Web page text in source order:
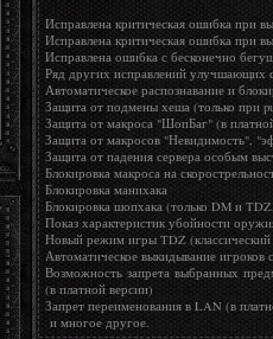
Исправлена критическая ошибка при
Исправлена критическая ошибка при
Исправлена ошибка с бесконечно
Ряд других исправлений улучшающих
Автоматическое распознавание и
Защита от подмены хеша (только при
Защита от макроса "ШопБаг" (в
Защита от макросов "Невидимость",
Защита от падения сервера особым
Блокировка макроса на
Блокировка манихака
Блокировка шопхака (только DM и
Показ характеристик убойности
Новый режим игры TDZ
Автоматическое выкидывание
Возможность запрета выбранных
(в платной версии)
Запрет переименования в LAN (в
и многое другое.